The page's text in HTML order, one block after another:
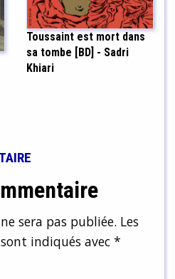
Toussaint est mort dans
sa tombe [BD] - Sadri
Khiari
sera pas publiée. Les
indiqués avec *